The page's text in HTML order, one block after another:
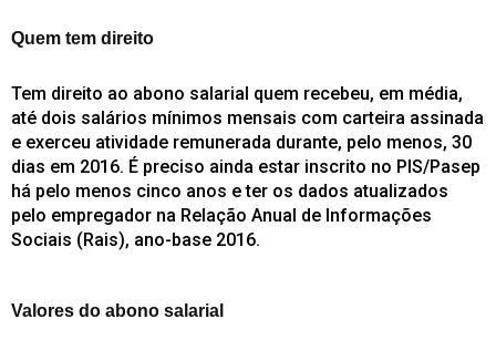
Quem tem direito
Tem direito ao abono salarial quem recebeu, em média,
até dois salários mínimos mensais com carteira assinada
e exerceu atividade remunerada durante, pelo menos, 30
dias em 2016. É preciso ainda estar inscrito no PIS/Pasep
há pelo menos cinco anos e ter os dados atualizados
pelo empregador na Relação Anual de Informações
Sociais (Rais), ano-base 2016.
Valores do abono salarial